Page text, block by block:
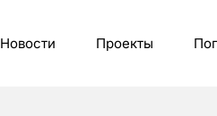
Новости Проекты